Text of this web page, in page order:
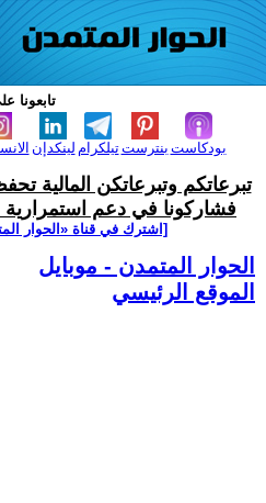
تابعونا
لينكدإن تيلكرامبنترست بودكاست
تبرعاتكم وتبرعاتكن المالية
فشاركونا في دعم استمرارية
[اشترك في قناة ‫«الحوار
الحوار المتمدن - موبايل
الموقع الرئيسي